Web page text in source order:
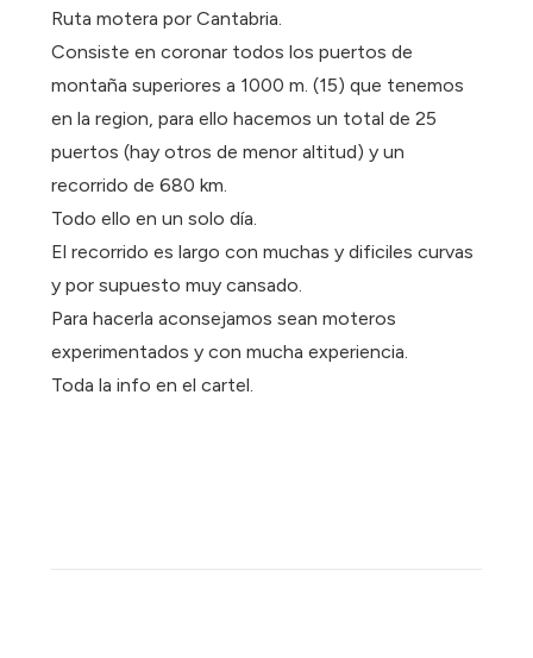
Ruta motera por Cantabria.
Consiste en coronar todos los puertos de
montaña superiores a 1000 m. (15) que tenemos
en la region, para ello hacemos un total de 25
puertos (hay otros de menor altitud) y un
recorrido de 680 km.
Todo ello en un solo día.
El recorrido es largo con muchas y dificiles curvas
y por supuesto muy cansado.
Para hacerla aconsejamos sean moteros
experimentados y con mucha experiencia.
Toda la info en el cartel.